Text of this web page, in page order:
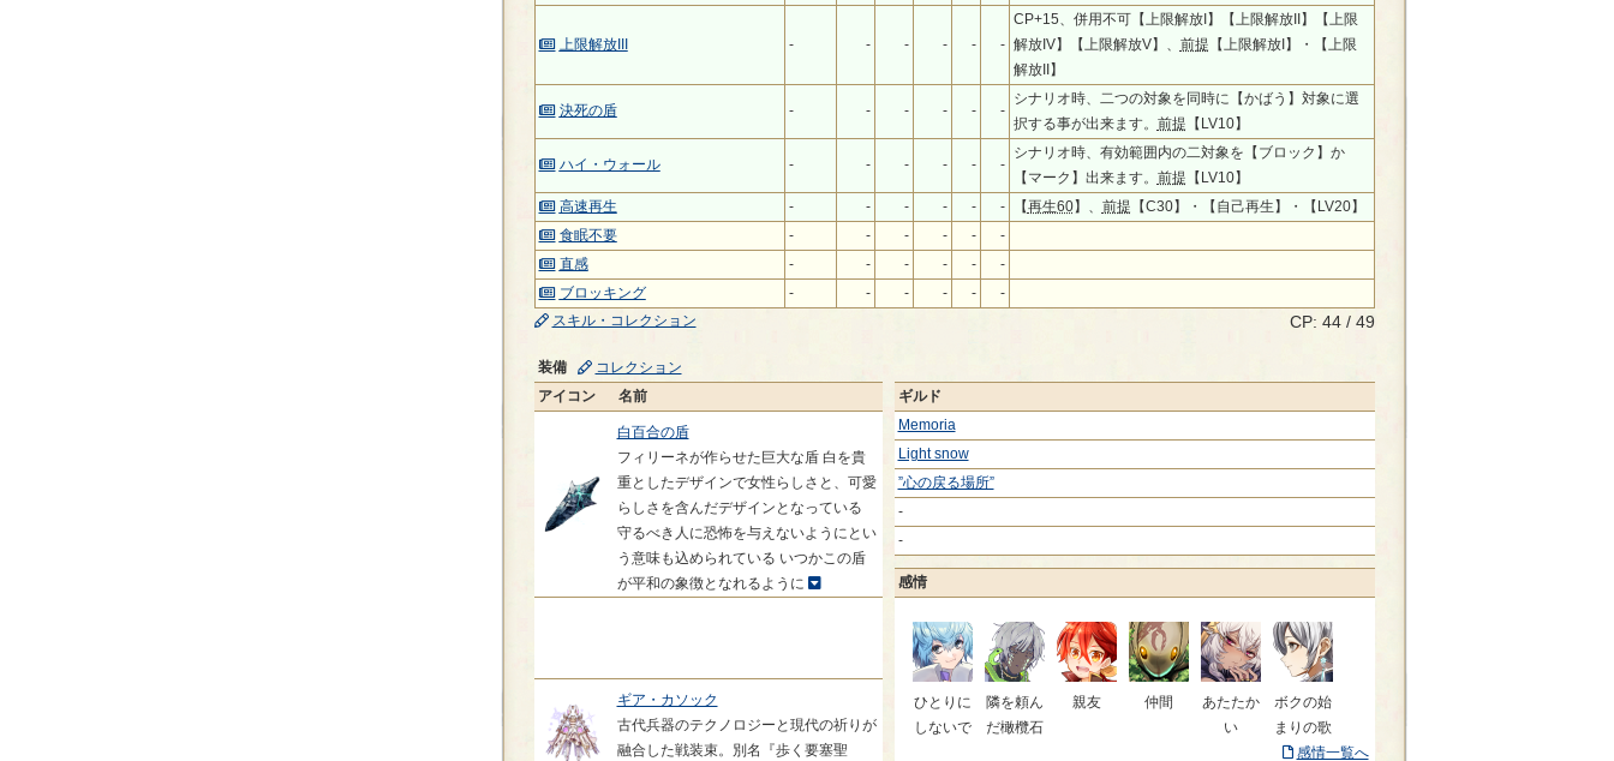
上限解放III - - - - - -
CP+15、併用不可【上限解放I】【上限解放II】【上限
解放IV】【上限解放V】、 前提 【上限解放I】・【上限
解放II】
決死の盾 - - - - - -
シナリオ時、二つの対象を同時に【かばう】対象に選
択する事が出来ます。 前提 【LV10】
ハイ・ウォール - - - - - -
シナリオ時、有効範囲内の二対象を【ブロック】か
【マーク】出来ます。 前提 【LV10】
高速再生
- - - - - - 【再生60】、 前提 【C30】・【自己再生】・【LV20】
食眠不要
- - - - -
-
直感
- - - - -
-
ブロッキング
- - - - -
-
スキル・コレクション
CP: 44 / 49
装備
コレクション
アイコン
名前
白百合の盾
フィリーネが作らせた巨大な盾 白を貴
重としたデザインで女性らしさと、可愛
らしさを含んだデザインとなっている
守るべき人に恐怖を与えないようにとい
う意味も込められている いつかこの盾
が平和の象徴となれるように
ギア・カソック
古代兵器のテクノロジーと現代の祈りが
融合した戦装束。別名『歩く要塞聖
ギルド
Memoria
Light snow
”心の戻る場所”
-
-
感情
ひとりに
しないで
隣を頼ん
だ橄欖石
親友 仲間
あたたか
い
ボクの始
まりの歌
感情一覧へ